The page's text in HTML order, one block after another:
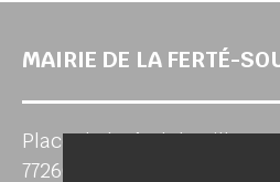
MAIRIE DE LA FERTÉ-
Place de l'Hôtel de Ville
77260 LA FERTE-SOUS-